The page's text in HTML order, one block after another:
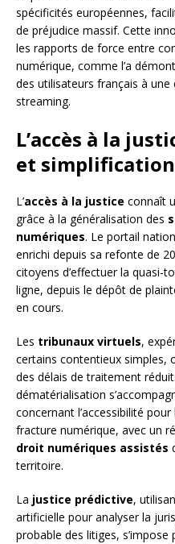
spécificités européennes,
de préjudice massif. Cette
les rapports de force entre
numérique, comme l’a
des utilisateurs français à
streaming.
L’accès à la
et
L’accès à la justice connaît
grâce à la généralisation des
numériques. Le portail
enrichi depuis sa refonte de
citoyens d’effectuer la quasi-
ligne, depuis le dépôt de
en cours.
Les tribunaux virtuels,
certains contentieux simples,
des délais de traitement
dématérialisation
concernant l’accessibilité
fracture numérique, avec un
droit numériques assistés
territoire.
La justice prédictive,
artificielle pour analyser la
probable des litiges,